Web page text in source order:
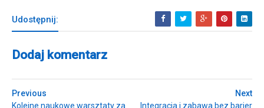
Udostępnij:
Dodaj komentarz
Next
Integracja i zabawa bez barier
Previous
Kolejne naukowe warsztaty za